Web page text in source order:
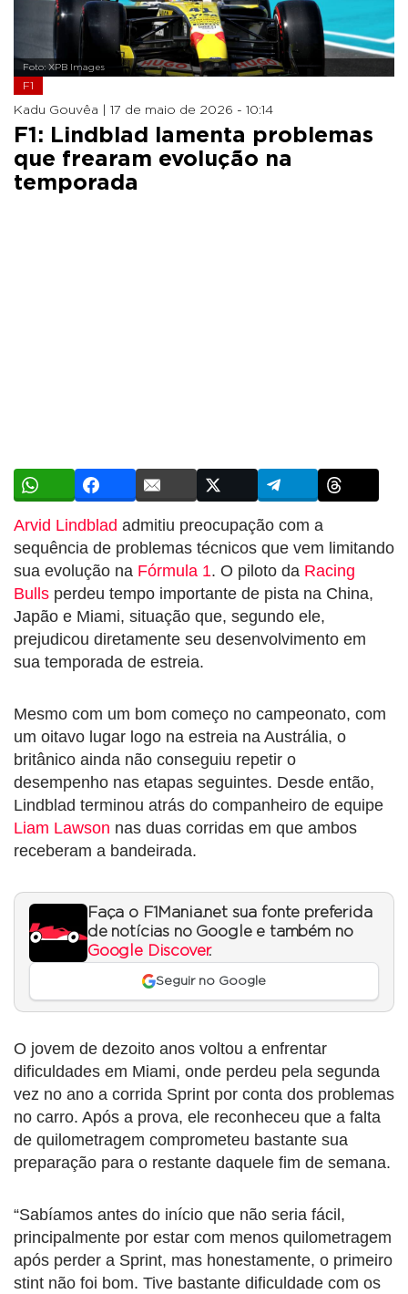
Foto: XPB Images
F1
Kadu Gouvêa | 17 de maio de 2026 - 10:14
F1: Lindblad lamenta problemas
que frearam evolução na
temporada
Arvid Lindblad admitiu preocupação com a
sequência de problemas técnicos que vem limitando
sua evolução na Fórmula 1. O piloto da Racing
Bulls perdeu tempo importante de pista na China,
Japão e Miami, situação que, segundo ele,
prejudicou diretamente seu desenvolvimento em
sua temporada de estreia.
Mesmo com um bom começo no campeonato, com
um oitavo lugar logo na estreia na Austrália, o
britânico ainda não conseguiu repetir o
desempenho nas etapas seguintes. Desde então,
Lindblad terminou atrás do companheiro de equipe
Liam Lawson nas duas corridas em que ambos
receberam a bandeirada.
Faça o F1Mania.net sua fonte preferida
de notícias no Google e também no
Google Discover.
Seguir no Google
O jovem de dezoito anos voltou a enfrentar
dificuldades em Miami, onde perdeu pela segunda
vez no ano a corrida Sprint por conta dos problemas
no carro. Após a prova, ele reconheceu que a falta
de quilometragem comprometeu bastante sua
preparação para o restante daquele fim de semana.
“Sabíamos antes do início que não seria fácil,
principalmente por estar com menos quilometragem
após perder a Sprint, mas honestamente, o primeiro
stint não foi bom. Tive bastante dificuldade com os